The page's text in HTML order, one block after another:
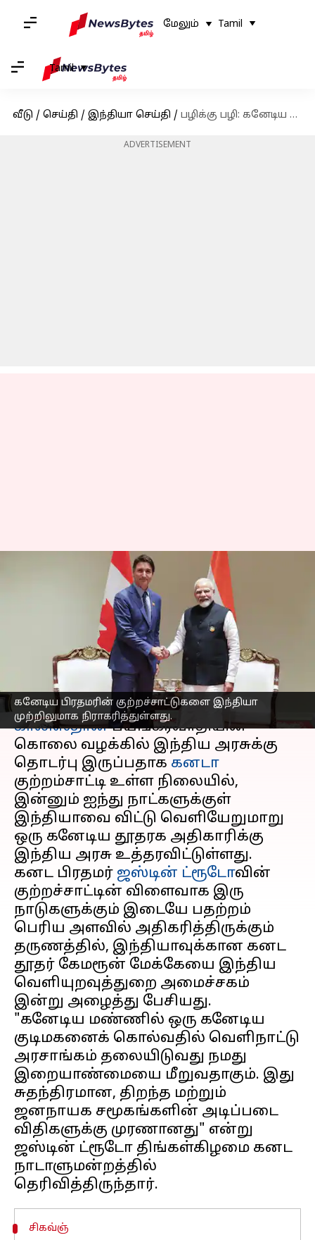
மேலும் Tamil
Tamil
வீடு / செய்தி / இந்தியா செய்தி / பழிக்கு பழி: கனேடிய தூதரக அதிகாரியை நாட்டை விட்டு வெளியேற உத்தரவிட்டது இந்தியா
ADVERTISEMENT
கனேடிய பிரதமரின் குற்றச்சாட்டுகளை இந்தியா
முற்றிலுமாக நிராகரித்துள்ளது.
பழிக்கு பழி: கனேடிய
தூதரக அதிகாரியை
நாட்டை விட்டு வெளியேற
உத்தரவிட்டது இந்தியா
எழுதியவர் Sindhuja SM Sep 19, 2023 11:45 am
செய்தி முன்னோட்டம்
காலிஸ்தான்பயங்கரவாதியின்
கொலை வழக்கில் இந்திய அரசுக்கு
தொடர்பு இருப்பதாக கனடா
குற்றம்சாட்டி உள்ள நிலையில்,
இன்னும் ஐந்து நாட்களுக்குள்
இந்தியாவை விட்டு வெளியேறுமாறு
ஒரு கனேடிய தூதரக அதிகாரிக்கு
இந்திய அரசு உத்தரவிட்டுள்ளது.
கனட பிரதமர் ஜஸ்டின் ட்ரூடோவின்
குற்றச்சாட்டின் விளைவாக இரு
நாடுகளுக்கும் இடையே பதற்றம்
பெரிய அளவில் அதிகரித்திருக்கும்
தருணத்தில், இந்தியாவுக்கான கனட
தூதர் கேமரூன் மேக்கேயை இந்திய
வெளியுறவுத்துறை அமைச்சகம்
இன்று அழைத்து பேசியது.
"கனேடிய மண்ணில் ஒரு கனேடிய
குடிமகனைக் கொல்வதில் வெளிநாட்டு
அரசாங்கம் தலையிடுவது நமது
இறையாண்மையை மீறுவதாகும். இது
சுதந்திரமான, திறந்த மற்றும்
ஜனநாயக சமூகங்களின் அடிப்படை
விதிகளுக்கு முரணானது" என்று
ஜஸ்டின் ட்ரூடோ திங்கள்கிழமை கனட
நாடாளுமன்றத்தில்
சிகவ்ஞ்